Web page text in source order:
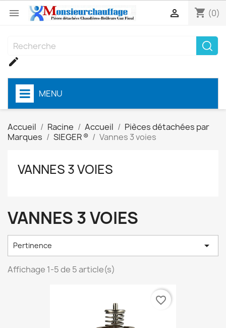
 shopping_cart (0)


MENU
Accueil Racine Accueil
Pièces détachées par
Marques
SIEGER ® Vannes 3 voies
VANNES 3 VOIES
VANNES 3 VOIES
Pertinence 
Affichage 1-5 de 5 article(s)
favorite_border